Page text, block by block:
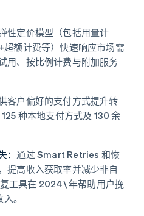
性定价模型（包括用量计
额计费等）快速响应市场需
用、按比例计费与附加服务
客户偏好的支付方式提升转
种本地支付方式及 130 余
：通过 Smart Retries 和恢
提高收入获取率并减少非自
工具在 2024\ 年帮助用户挽
。